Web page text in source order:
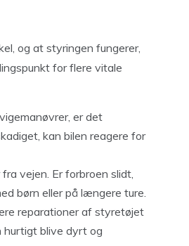
og at styringen fungerer,
for flere vitale
er det
kan bilen reagere for
vejen. Er forbroen slidt,
børn eller på længere ture.
reparationer af styretøjet
hurtigt blive dyrt og